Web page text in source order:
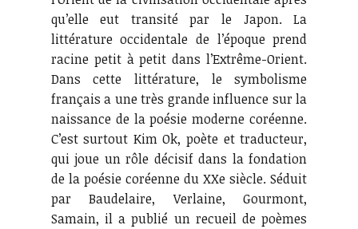
qu’elle eut transité par le Japon. La
littérature occidentale de l’époque prend
racine petit à petit dans l’Extrême-Orient.
Dans cette littérature, le symbolisme
français a une très grande influence sur la
naissance de la poésie moderne coréenne.
C’est surtout Kim Ok, poète et traducteur,
qui joue un rôle décisif dans la fondation
de la poésie coréenne du XXe siècle. Séduit
par Baudelaire, Verlaine, Gourmont,
Samain, il a publié un recueil de poèmes